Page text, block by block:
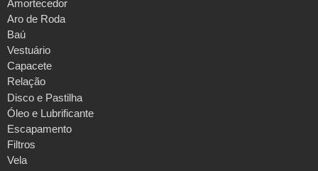
Amortecedor
Aro de Roda
Baú
Vestuário
Capacete
Relação
Disco e Pastilha
Óleo e Lubrificante
Escapamento
Filtros
Vela